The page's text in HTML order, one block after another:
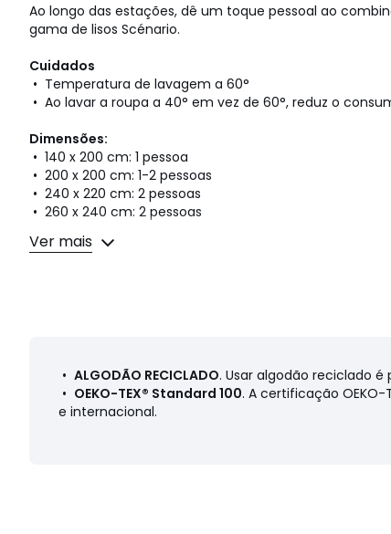
Ao longo das estações, dê um toque pessoal ao
gama de lisos Scénario.
Cuidados
• Temperatura de lavagem a 60°
• Ao lavar a roupa a 40° em vez de 60°, reduz o
Dimensões:
• 140 x 200 cm: 1 pessoa
• 200 x 200 cm: 1-2 pessoas
• 240 x 220 cm: 2 pessoas
• 260 x 240 cm: 2 pessoas
Cores Estampado
Tamanhos 140 x 200 cm (Cama 90/100 cm), 160 x
200 cm (Cama 140 cm), 200 x 210 cm (Cama 140 cm),
Ver mais
• ALGODÃO RECICLADO. Usar algodão reciclado
• OEKO-TEX® Standard 100. A certificação
e internacional.